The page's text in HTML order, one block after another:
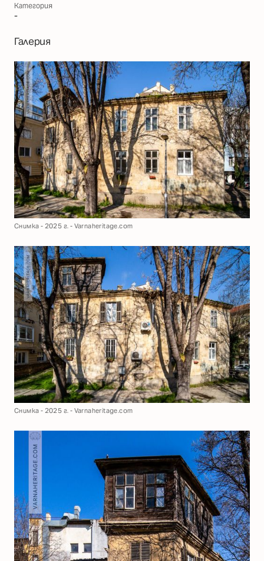
Категория
-
Галерия
Снимка - 2025 г. - Varnaheritage.com
Снимка - 2025 г. - Varnaheritage.com